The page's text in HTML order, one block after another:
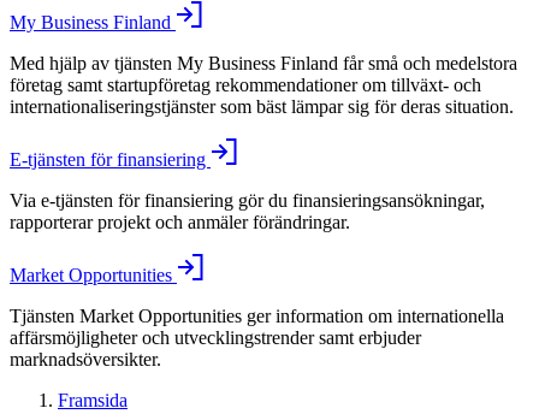
My Business Finland
Med hjälp av tjänsten My Business Finland får små och medelstora
företag samt startupföretag rekommendationer om tillväxt- och
internationaliseringstjänster som bäst lämpar sig för deras situation.
E-tjänsten för finansiering
Via e-tjänsten för finansiering gör du finansieringsansökningar,
rapporterar projekt och anmäler förändringar.
Market Opportunities
Tjänsten Market Opportunities ger information om internationella
affärsmöjligheter och utvecklingstrender samt erbjuder
marknadsöversikter.
Framsida